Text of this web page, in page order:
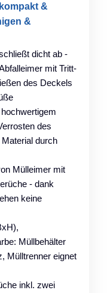
&
&
dicht ab -
mit Tritt-
des Deckels
des
durch
Mülleimer mit
- dank
keine
Müllbehälter
Mülltrenner eignet
inkl. zwei